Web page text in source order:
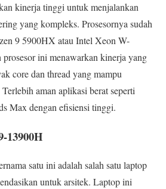
kinerja tinggi untuk menjalankan
yang kompleks. Prosesornya sudah
9 5900HX atau Intel Xeon W-
ini menawarkan kinerja yang
core dan thread yang mampu
aman aplikasi berat seperti
Max dengan efisiensi tinggi.
13900H
satu ini adalah salah satu laptop
untuk arsitek. Laptop ini